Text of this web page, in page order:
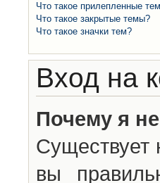
Что такое прилепленные
Что такое закрытые темы?
Что такое значки тем?
Вход на
Почему я
Существует
вы